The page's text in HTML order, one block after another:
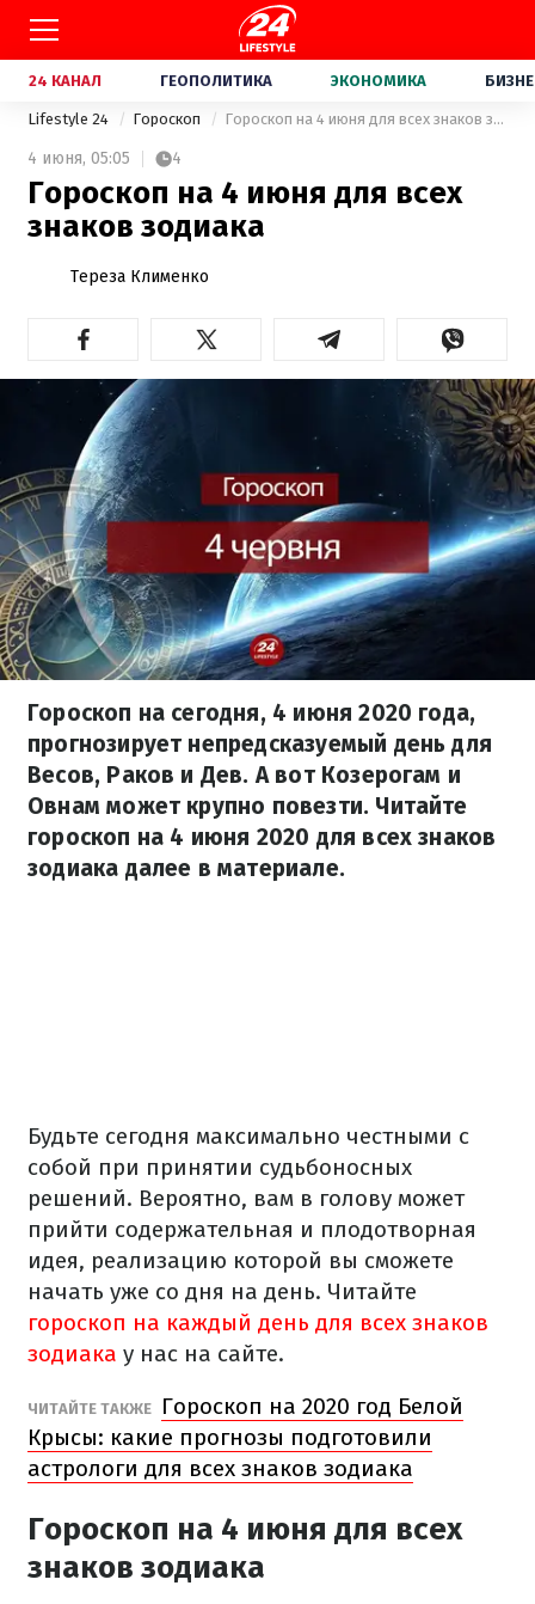
24 КАНАЛ ГЕОПОЛИТИКА ЭКОНОМИКА
Lifestyle 24 Гороскоп Гороскоп на 4 июня для всех знаков зодиака
4 июня, 05:05 4
Гороскоп на 4 июня для всех
знаков зодиака
Тереза Клименко
Гороскоп на сегодня, 4 июня 2020 года,
прогнозирует непредсказуемый день для
Весов, Раков и Дев. А вот Козерогам и
Овнам может крупно повезти. Читайте
гороскоп на 4 июня 2020 для всех знаков
зодиака далее в материале.
Будьте сегодня максимально честными с
собой при принятии судьбоносных
решений. Вероятно, вам в голову может
прийти содержательная и плодотворная
идея, реализацию которой вы сможете
начать уже со дня на день. Читайте
гороскоп на каждый день для всех знаков
зодиака у нас на сайте.
ЧИТАЙТЕ ТАКЖЕ
Гороскоп на 2020 год Белой
Крысы: какие прогнозы подготовили
астрологи для всех знаков зодиака
Гороскоп на 4 июня для всех
знаков зодиака